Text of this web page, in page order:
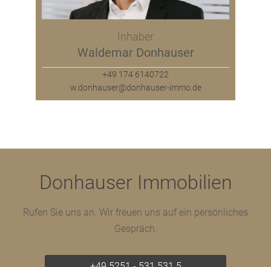
Inhaber
Waldemar Donhauser
+49 174 6140722
w.donhauser@donhauser-immo.de
Donhauser Immobilien
Rufen Sie uns an. Wir freuen uns auf ein persönliches
Gespräch.